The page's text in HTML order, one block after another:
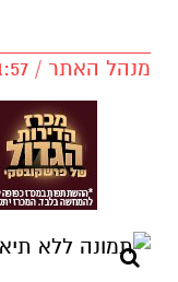
מנהל האתר / 01:57 22.07.14